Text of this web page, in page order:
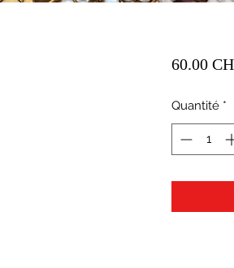
60.00
Quantité *